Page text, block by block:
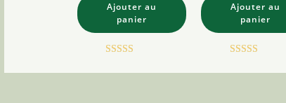
Ajouter au
panier
Ajouter au
panier